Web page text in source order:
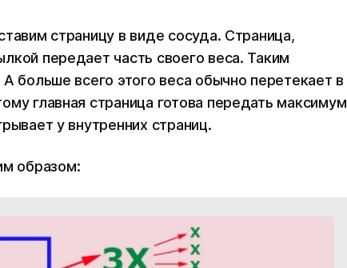
страницу в виде сосуда. Страница,
передает часть своего веса. Таким
больше всего этого веса обычно перетекает в
главная страница готова передать максимум
у внутренних страниц.
образом: